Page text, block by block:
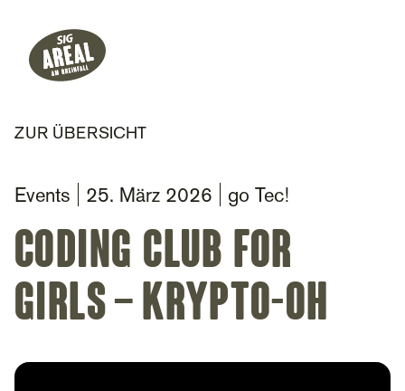
Header
SIG Gemeinnützige Stiftung
Hauptnavigation
ZUR ÜBERSICHT
Events 25. März 2026 go Tec!
Coding Club for
Girls – Krypto-OH